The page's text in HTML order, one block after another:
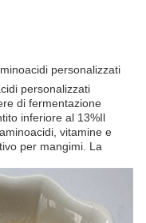
personalizzati
personalizzati
di fermentazione
inferiore al 13%Il
vitamine e
per mangimi. La